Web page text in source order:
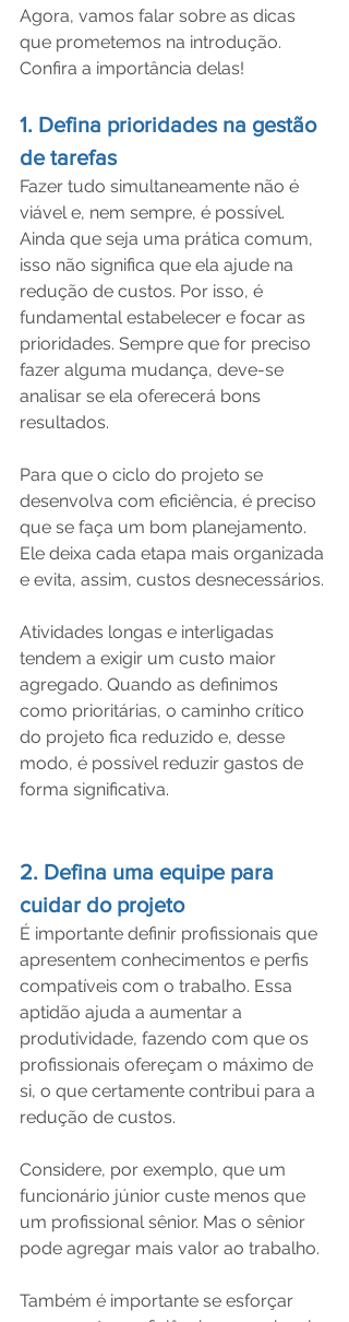
Agora, vamos falar sobre as dicas
que prometemos na introdução.
Confira a importância delas!
1. Defina prioridades na gestão
de tarefas
Fazer tudo simultaneamente não é
viável e, nem sempre, é possível.
Ainda que seja uma prática comum,
isso não significa que ela ajude na
redução de custos. Por isso, é
fundamental estabelecer e focar as
prioridades. Sempre que for preciso
fazer alguma mudança, deve-se
analisar se ela oferecerá bons
resultados.
Para que o ciclo do projeto se
desenvolva com eficiência, é preciso
que se faça um bom planejamento.
Ele deixa cada etapa mais organizada
e evita, assim, custos desnecessários.
Atividades longas e interligadas
tendem a exigir um custo maior
agregado. Quando as definimos
como prioritárias, o caminho crítico
do projeto fica reduzido e, desse
modo, é possível reduzir gastos de
forma significativa.
2. Defina uma equipe para
cuidar do projeto
É importante definir profissionais que
apresentem conhecimentos e perfis
compatíveis com o trabalho. Essa
aptidão ajuda a aumentar a
produtividade, fazendo com que os
profissionais ofereçam o máximo de
si, o que certamente contribui para a
redução de custos.
Considere, por exemplo, que um
funcionário júnior custe menos que
um profissional sênior. Mas o sênior
pode agregar mais valor ao trabalho.
Também é importante se esforçar